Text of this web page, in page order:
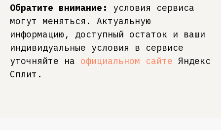
Обратите внимание:
условия сервиса
могут меняться. Актуальную
информацию, доступный остаток и ваши
индивидуальные условия в сервисе
уточняйте на официальном сайте Яндекс
Сплит.